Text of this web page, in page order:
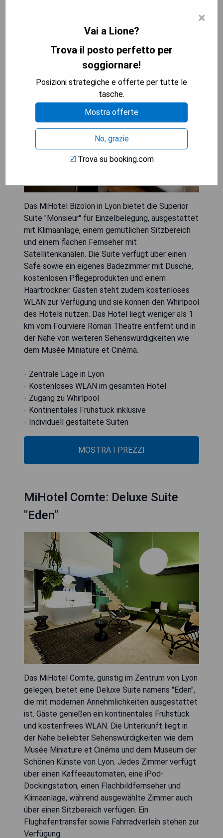
MiHotel Bizolon: Superior Suite
"Monsieur" - single occupancy
Das MiHotel Bizolon in Lyon bietet die Superior
Suite "Monsieur" für Einzelbelegung, ausgestattet
mit Klimaanlage, einem gemütlichen Sitzbereich
und einem flachen Fernseher mit
Satellitenkanälen. Die Suite verfügt über einen
Safe sowie ein eigenes Badezimmer mit Dusche,
kostenlosen Pflegeprodukten und einem
Haartrockner. Gästen steht zudem kostenloses
WLAN zur Verfügung und sie können den Whirlpool
des Hotels nutzen. Das Hotel liegt weniger als 1
km vom Fourviere Roman Theatre entfernt und in
der Nähe von weiteren Sehenswürdigkeiten wie
dem Musée Miniature et Cinéma.
- Zentrale Lage in Lyon
- Kostenloses WLAN im gesamten Hotel
- Zugang zu Whirlpool
- Kontinentales Frühstück inklusive
- Individuell gestaltete Suiten
MOSTRA I PREZZI
MiHotel Comte: Deluxe Suite
"Eden"
Das MiHotel Comte, günstig im Zentrum von Lyon
gelegen, bietet eine Deluxe Suite namens "Eden",
die mit modernen Annehmlichkeiten ausgestattet
ist. Gäste genießen ein kontinentales Frühstück
und kostenfreies WLAN. Die Unterkunft liegt in
der Nähe beliebter Sehenswürdigkeiten wie dem
Musée Miniature et Cinéma und dem Museum der
Schönen Künste von Lyon. Jedes Zimmer verfügt
über einen Kaffeeautomaten, eine iPod-
Dockingstation, einen Flachbildfernseher und
Klimaanlage, während ausgewählte Zimmer auch
über einen Sitzbereich verfügen. Ein
Flughafentransfer sowie Fahrradverleih stehen zur
Verfügung.
×
Vai a Lione?
Trova il posto perfetto per
soggiornare!
Posizioni strategiche e offerte per tutte le
tasche.
Mostra offerte
No, grazie
Trova su booking.com